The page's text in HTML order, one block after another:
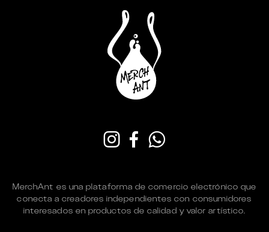
MerchAnt es una plataforma de comercio electrónico que
conecta a creadores independientes con consumidores
interesados en productos de calidad y valor artístico.